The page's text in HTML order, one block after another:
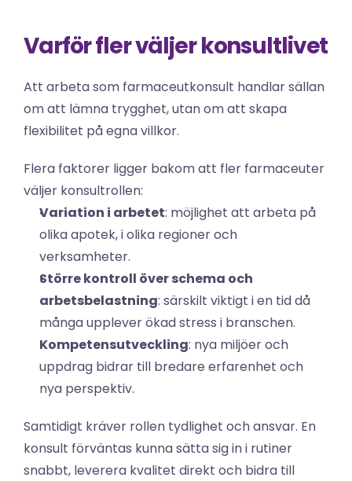
Varför fler väljer konsultlivet
Att arbeta som farmaceutkonsult handlar sällan
om att lämna trygghet, utan om att skapa
flexibilitet på egna villkor.
Flera faktorer ligger bakom att fler farmaceuter
väljer konsultrollen:
Variation i arbetet: möjlighet att arbeta på
olika apotek, i olika regioner och
verksamheter.
Större kontroll över schema och
arbetsbelastning: särskilt viktigt i en tid då
många upplever ökad stress i branschen.
Kompetensutveckling: nya miljöer och
uppdrag bidrar till bredare erfarenhet och
nya perspektiv.
Samtidigt kräver rollen tydlighet och ansvar. En
konsult förväntas kunna sätta sig in i rutiner
snabbt, leverera kvalitet direkt och bidra till